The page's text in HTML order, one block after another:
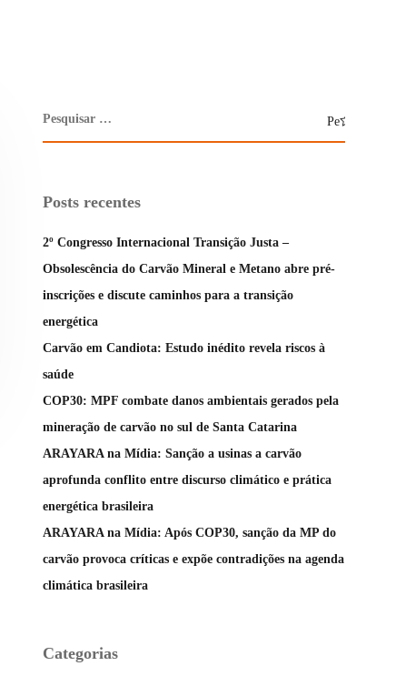
Posts recentes
2º Congresso Internacional Transição Justa –
Obsolescência do Carvão Mineral e Metano abre pré-
inscrições e discute caminhos para a transição
energética
Carvão em Candiota: Estudo inédito revela riscos à
saúde
COP30: MPF combate danos ambientais gerados pela
mineração de carvão no sul de Santa Catarina
ARAYARA na Mídia: Sanção a usinas a carvão
aprofunda conflito entre discurso climático e prática
energética brasileira
ARAYARA na Mídia: Após COP30, sanção da MP do
carvão provoca críticas e expõe contradições na agenda
climática brasileira
Categorias